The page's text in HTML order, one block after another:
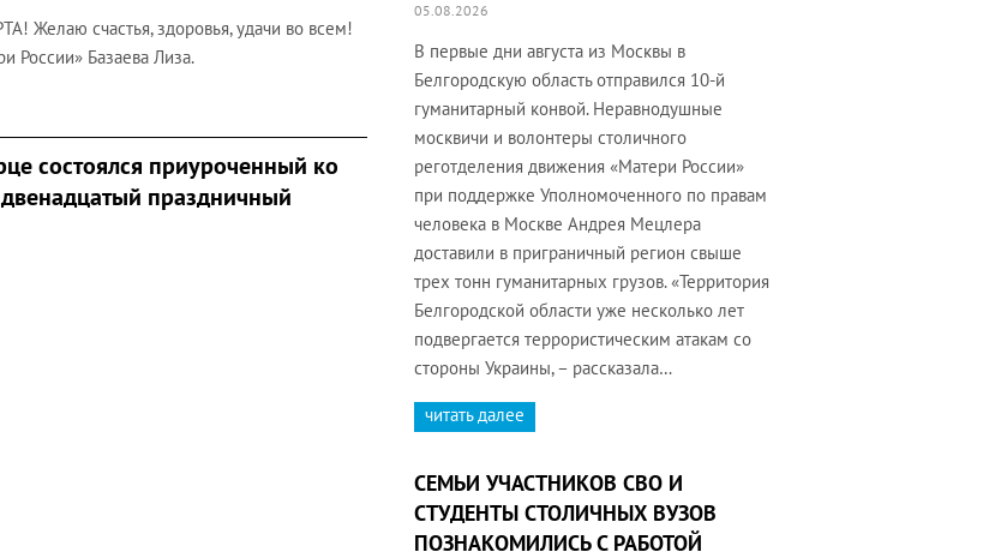
Желаю счастья, здоровья, удачи во всем!
России» Базаева Лиза.
состоялся приуроченный ко
праздничный
05.08.2026
В первые дни августа из Москвы в
Белгородскую область отправился 10-й
гуманитарный конвой. Неравнодушные
москвичи и волонтеры столичного
реготделения движения «Матери России»
при поддержке Уполномоченного по правам
человека в Москве Андрея Мецлера
доставили в приграничный регион свыше
трех тонн гуманитарных грузов. «Территория
Белгородской области уже несколько лет
подвергается террористическим атакам со
стороны Украины, – рассказала…
читать далее
СЕМЬИ УЧАСТНИКОВ СВО И
СТУДЕНТЫ СТОЛИЧНЫХ ВУЗОВ
ПОЗНАКОМИЛИСЬ С РАБОТОЙ